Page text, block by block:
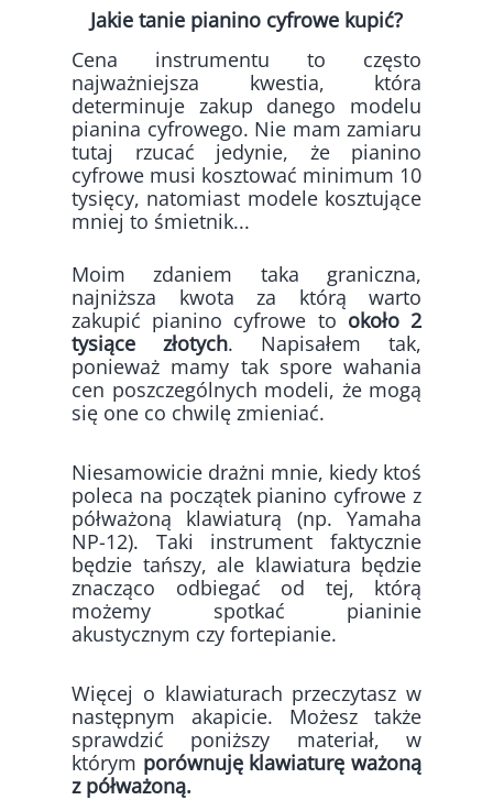
Jakie tanie pianino cyfrowe kupić?
Cena instrumentu to często
najważniejsza kwestia, która
determinuje zakup danego modelu
pianina cyfrowego. Nie mam zamiaru
tutaj rzucać jedynie, że pianino
cyfrowe musi kosztować minimum 10
tysięcy, natomiast modele kosztujące
mniej to śmietnik...
Moim zdaniem taka graniczna,
najniższa kwota za którą warto
zakupić pianino cyfrowe to około 2
tysiące złotych. Napisałem tak,
ponieważ mamy tak spore wahania
cen poszczególnych modeli, że mogą
się one co chwilę zmieniać.
Niesamowicie drażni mnie, kiedy ktoś
poleca na początek pianino cyfrowe z
półważoną klawiaturą (np. Yamaha
NP-12). Taki instrument faktycznie
będzie tańszy, ale klawiatura będzie
znacząco odbiegać od tej, którą
możemy spotkać pianinie
akustycznym czy fortepianie.
Więcej o klawiaturach przeczytasz w
następnym akapicie. Możesz także
sprawdzić poniższy materiał, w
którym porównuję klawiaturę ważoną
z półważoną.